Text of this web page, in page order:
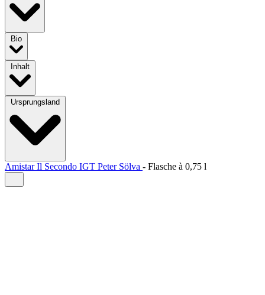
Bio
Inhalt
Ursprungsland
Amistar Il Secondo IGT Peter Sölva - Flasche à 0,75 l